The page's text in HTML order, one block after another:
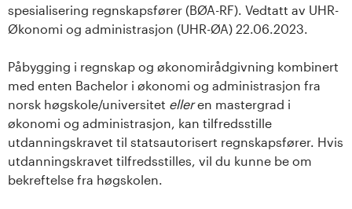
spesialisering regnskapsfører (BØA-RF). Vedtatt av UHR-
Økonomi og administrasjon (UHR-ØA) 22.06.2023.
Påbygging i regnskap og økonomirådgivning kombinert
med enten Bachelor i økonomi og administrasjon fra
norsk høgskole/universitet elleren mastergrad i
økonomi og administrasjon, kan tilfredsstille
utdanningskravet til statsautorisert regnskapsfører. Hvis
utdanningskravet tilfredsstilles, vil du kunne be om
bekreftelse fra høgskolen.